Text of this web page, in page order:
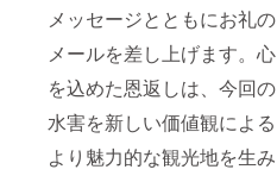
メッセージとともにお礼の
メールを差し上げます。心
を込めた恩返しは、今回の
水害を新しい価値観による
より魅力的な観光地を生み